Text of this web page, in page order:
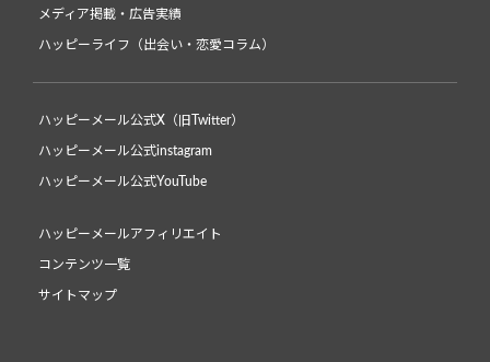
メディア掲載・広告実績
ハッピーライフ（出会い・恋愛コラム）
ハッピーメール公式X（旧Twitter）
ハッピーメール公式instagram
ハッピーメール公式YouTube
ハッピーメールアフィリエイト
コンテンツ一覧
サイトマップ